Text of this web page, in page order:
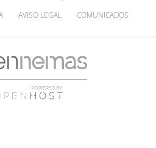
AVISO LEGAL COMUNICADOS